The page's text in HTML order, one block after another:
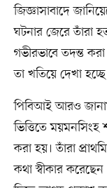
জিজ্ঞাসাবাদে
ঘটনার জেরে তাঁরা
গভীরভাবে তদন্ত
তা খতিয়ে দেখা
পিবিআই আরও
ভিত্তিতে ময়মনসিংহ
করা হয়। তাঁরা
কথা স্বীকার করেছেন